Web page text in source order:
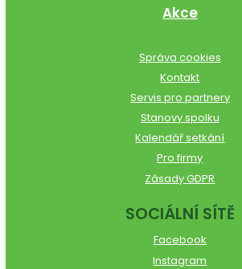
Akce
Správa cookies
Kontakt
Servis pro partnery
Stanovy spolku
Kalendář setkání
Pro firmy
Zásady GDPR
SOCIÁLNÍ SÍTĚ
Facebook
Instagram